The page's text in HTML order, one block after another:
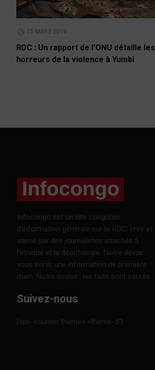
15 MARS 2019
RDC : Un rapport de l’ONU détaille les
horreurs de la violence à Yumbi
Infocongo est un site congolais
d’information générale sur la RDC, créé et
animé par des journalistes attachés à
l’éthique et la déontologie. Notre devoir :
vous servir une information de première
main. Notre devise : les faits sont sacrés.
Suivez-nous
[aps-counter theme= »theme-5″]